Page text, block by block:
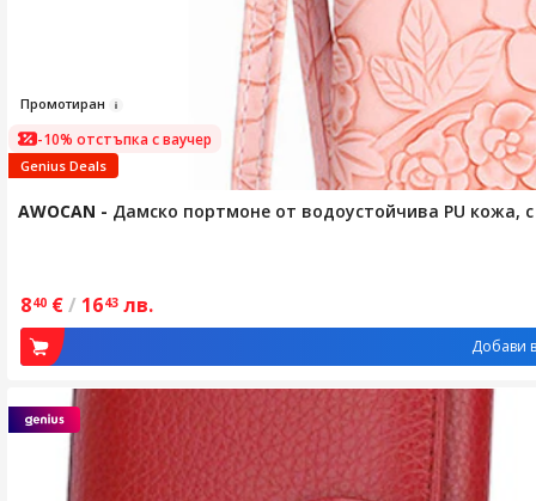
Промотиран
-10% отстъпка с ваучер
Genius Deals
AWOCAN - Дамско портмоне от водоустойчива PU кожа,
840 €/ 1643 лв.
Добави